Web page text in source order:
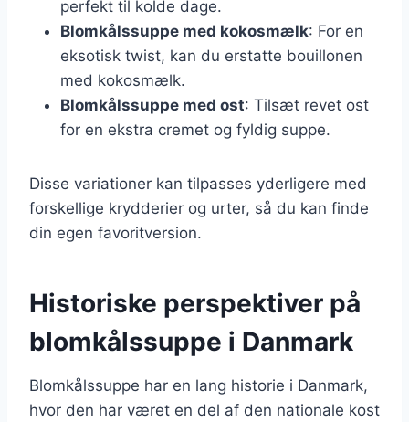
perfekt til kolde dage.
Blomkålssuppe med kokosmælk: For en
eksotisk twist, kan du erstatte bouillonen
med kokosmælk.
Blomkålssuppe med ost: Tilsæt revet ost
for en ekstra cremet og fyldig suppe.
Disse variationer kan tilpasses yderligere med
forskellige krydderier og urter, så du kan finde
din egen favoritversion.
Historiske perspektiver på
blomkålssuppe i Danmark
Blomkålssuppe har en lang historie i Danmark,
hvor den har været en del af den nationale kost